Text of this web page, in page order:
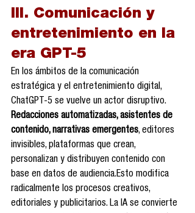
III. Comunicación y
entretenimiento en la
era GPT-5
En los ámbitos de la comunicación
estratégica y el entretenimiento digital,
ChatGPT-5 se vuelve un actor disruptivo.
Redacciones automatizadas, asistentes de
contenido, narrativas emergentes, editores
invisibles, plataformas que crean,
personalizan y distribuyen contenido con
base en datos de audiencia.Esto modifica
radicalmente los procesos creativos,
editoriales y publicitarios. La IA se convierte